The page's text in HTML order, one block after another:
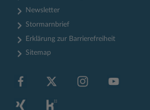
Newsletter
Stormarnbrief
Erklärung zur Barrierefreiheit
Sitemap